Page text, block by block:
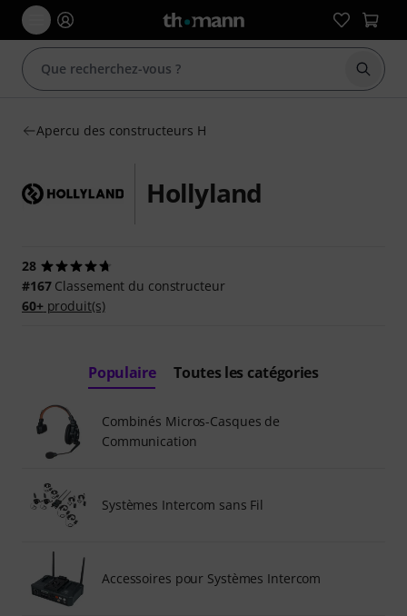
Apercu des constructeurs H
Hollyland
28
#167Classement du constructeur
60+produit(s)
Populaire Toutes les catégories
Combinés Micros-Casques de
Communication
Systèmes Intercom sans Fil
Accessoires pour Systèmes Intercom